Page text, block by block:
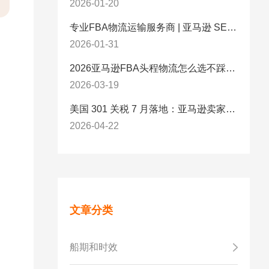
2026-01-20
专业FBA物流运输服务商 | 亚马逊 SEND 官方合作伙伴纽酷国际物流
2026-01-31
2026亚马逊FBA头程物流怎么选不踩坑？SEND/FIST/SPN官方认证物流商，只有这家敢承诺“准达率第一”
2026-03-19
美国 301 关税 7 月落地：亚马逊卖家必看的 5 项合规标准与稳交付方案
2026-04-22
文章分类
船期和时效